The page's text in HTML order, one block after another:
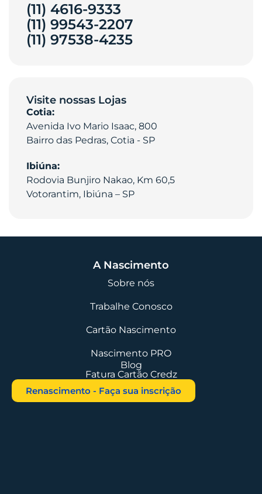
(11) 4616-9333
(11) 99543-2207
(11) 97538-4235‎
Visite nossas Lojas
Cotia:
Avenida Ivo Mario Isaac, 800
Bairro das Pedras, Cotia - SP
Ibiúna:
Rodovia Bunjiro Nakao, Km 60,5
Votorantim, Ibiúna – SP
A Nascimento
Sobre nós
Trabalhe Conosco
Cartão Nascimento
Nascimento PRO
Blog
Fatura Cartão Credz
Renascimento - Faça sua inscrição